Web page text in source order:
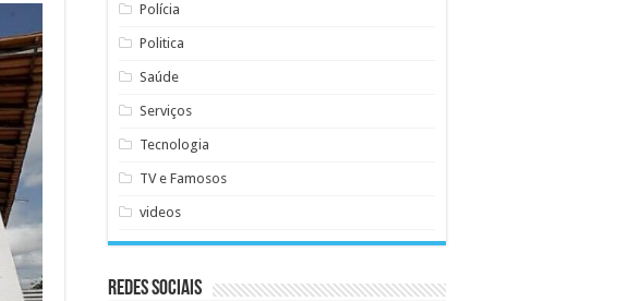
Polícia
Politica
Saúde
Serviços
Tecnologia
TV e Famosos
videos
Redes Sociais